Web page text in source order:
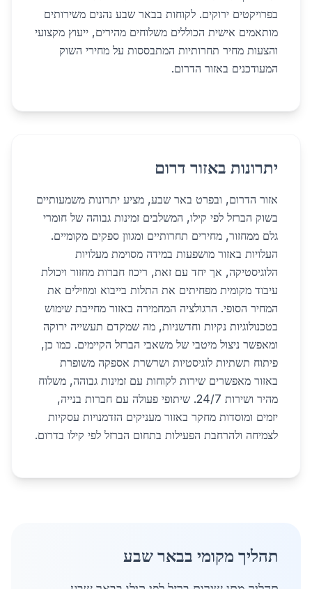
בפרויקטים ירוקים. לקוחות בבאר שבע נהנים משירותים
מותאמים אישית הכוללים משלוחים מהירים, ייעוץ מקצועי
והצעות מחיר תחרותיות המתבססות על מחירי השוק
המעודכנים באזור הדרום.
יתרונות באזור דרום
אזור הדרום, ובפרט באר שבע, מציע יתרונות משמעותיים
בשוק הברזל לפי קילו, המשלבים זמינות גבוהה של חומרי
גלם ממחזור, מחירים תחרותיים ומגוון ספקים מקומיים.
העלויות באזור מושפעות במידה מסוימת מעלויות
הלוגיסטיקה, אך יחד עם זאת, ריכוז חברות מחזור ויכולת
עיבוד מקומית מפחיתים את התלות בייבוא ומוזילים את
המחיר הסופי. הרגולציה המחמירה באזור מחייבת שימוש
בטכנולוגיות נקיות וחדשניות, מה שמקדם תעשייה ירוקה
ומאפשר ניצול מיטבי של משאבי הברזל הקיימים. כמו כן,
פיתוח תשתיות לוגיסטיות ושרשרת אספקה משופרת
באזור מאפשרים שירות לקוחות עם זמינות גבוהה, משלוח
מהיר ושירות 24/7. שיתופי פעולה עם חברות בנייה,
יזמים ומוסדות מחקר באזור מעניקים הזדמנויות עסקיות
לצמיחה ולהרחבת הפעילות בתחום הברזל לפי קילו בדרום.
תהליך מקומי בבאר שבע